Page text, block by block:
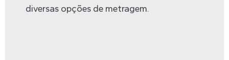
diversas opções de metragem.